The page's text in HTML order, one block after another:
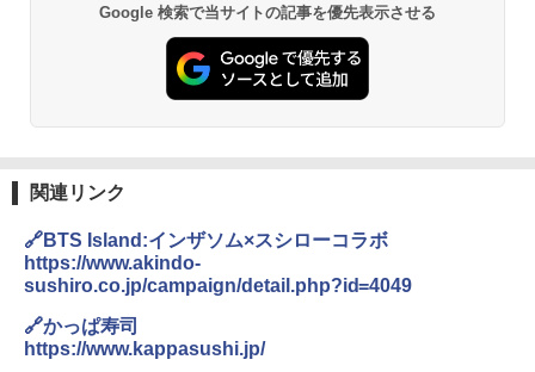
￥30,280
2
シャープ 過熱水蒸気 オーブンレンジ RE
ァミリー 大型レンジ 大容量
￥44,367
3
[山善] スチームオーブンレンジ 省エネ
Google 検索で当サイトの記事を優先表示させる
関連リンク
🔗BTS Island:インザソム×スシローコラボ
https://www.akindo-
sushiro.co.jp/campaign/detail.php?id=4049
🔗かっぱ寿司
https://www.kappasushi.jp/